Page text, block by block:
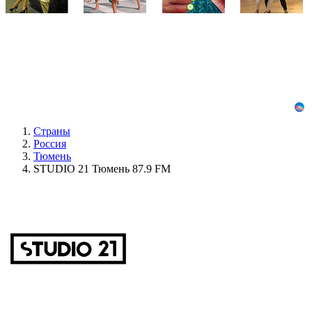
видео
Страны
Россия
Тюмень
STUDIO 21 Тюмень 87.9 FM